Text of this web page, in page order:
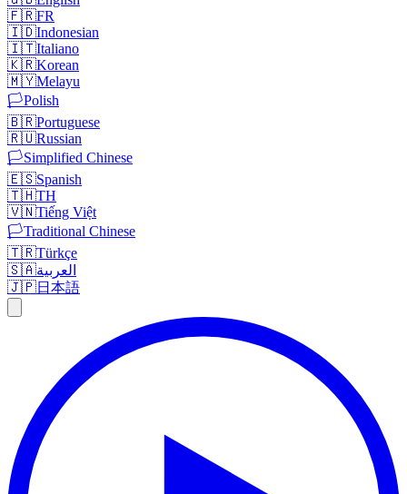
🇫🇷FR
🇮🇩Indonesian
🇮🇹Italiano
🇰🇷Korean
🇲🇾Melayu
🏳️Polish
🇧🇷Portuguese
🇷🇺Russian
🏳️Simplified Chinese
🇪🇸Spanish
🇹🇭TH
🇻🇳Tiếng Việt
🏳️Traditional Chinese
🇹🇷Türkçe
🇸🇦العربية
🇯🇵日本語